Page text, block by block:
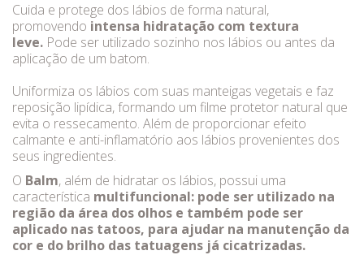
Cuida e protege dos lábios de forma natural,
promovendo intensa hidratação com textura
leve. Pode ser utilizado sozinho nos lábios ou antes da
aplicação de um batom.
Uniformiza os lábios com suas manteigas vegetais e faz
reposição lipídica, formando um filme protetor natural que
evita o ressecamento. Além de proporcionar efeito
calmante e anti-inflamatório aos lábios provenientes dos
seus ingredientes.
O Balm, além de hidratar os lábios, possui uma
característica multifuncional: pode ser utilizado na
região da área dos olhos e também pode ser
aplicado nas tatoos, para ajudar na manutenção da
cor e do brilho das tatuagens já cicatrizadas.